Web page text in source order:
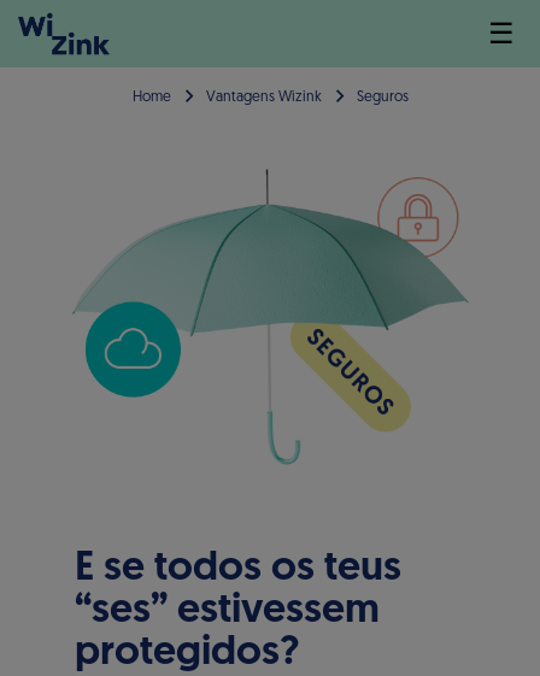
☰
Home Vantagens Wizink Seguros
E se todos os teus
“ses” estivessem
protegidos?